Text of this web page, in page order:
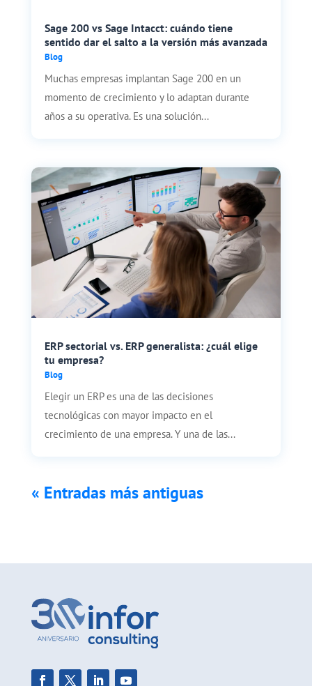
Sage 200 vs Sage Intacct: cuándo tiene
sentido dar el salto a la versión más avanzada
Blog
Muchas empresas implantan Sage 200 en un
momento de crecimiento y lo adaptan durante
años a su operativa. Es una solución...
ERP sectorial vs. ERP generalista: ¿cuál elige
tu empresa?
Blog
Elegir un ERP es una de las decisiones
tecnológicas con mayor impacto en el
crecimiento de una empresa. Y una de las...
« Entradas más antiguas